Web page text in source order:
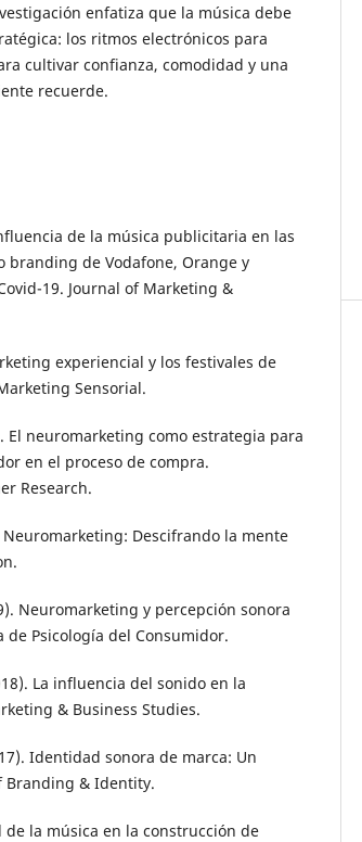
enfatiza que la música debe
los ritmos electrónicos para
cultivar confianza, comodidad y una
recuerde.
de la música publicitaria en las
branding de Vodafone, Orange y
19. Journal of Marketing &
experiencial y los festivales de
Sensorial.
El neuromarketing como estrategia para
en el proceso de compra.
Research.
Descifrando la mente
Neuromarketing y percepción sonora
de Psicología del Consumidor.
La influencia del sonido en la
& Business Studies.
Identidad sonora de marca: Un
Branding & Identity.
de la música en la construcción de